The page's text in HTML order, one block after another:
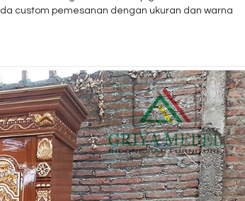
custom pemesanan dengan ukuran dan warna